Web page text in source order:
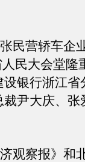
营轿车企
民大会堂隆
银行浙江省
尹大庆、张
察报》和